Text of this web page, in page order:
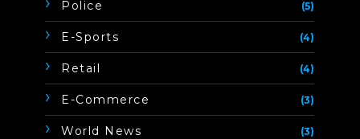
Police (5)
E-Sports (4)
Retail (4)
E-Commerce (3)
World News (3)